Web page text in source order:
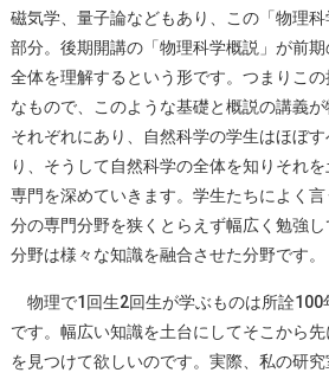
磁気学、量子論などもあり、この「物理
部分。後期開講の「物理科学概説」が前
全体を理解するという形です。つまりこ
なもので、このような基礎と概説の講義
それぞれにあり、自然科学の学生はほぼ
り、そうして自然科学の全体を知りそれ
専門を深めていきます。学生たちによく
分の専門分野を狭くとらえず幅広く勉強
分野は様々な知識を融合させた分野です。
物理で1回生2回生が学ぶものは所詮100
です。幅広い知識を土台にしてそこから
を見つけて欲しいのです。実際、私の研